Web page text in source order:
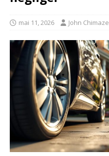
mai 11, 2026 John Chimaze